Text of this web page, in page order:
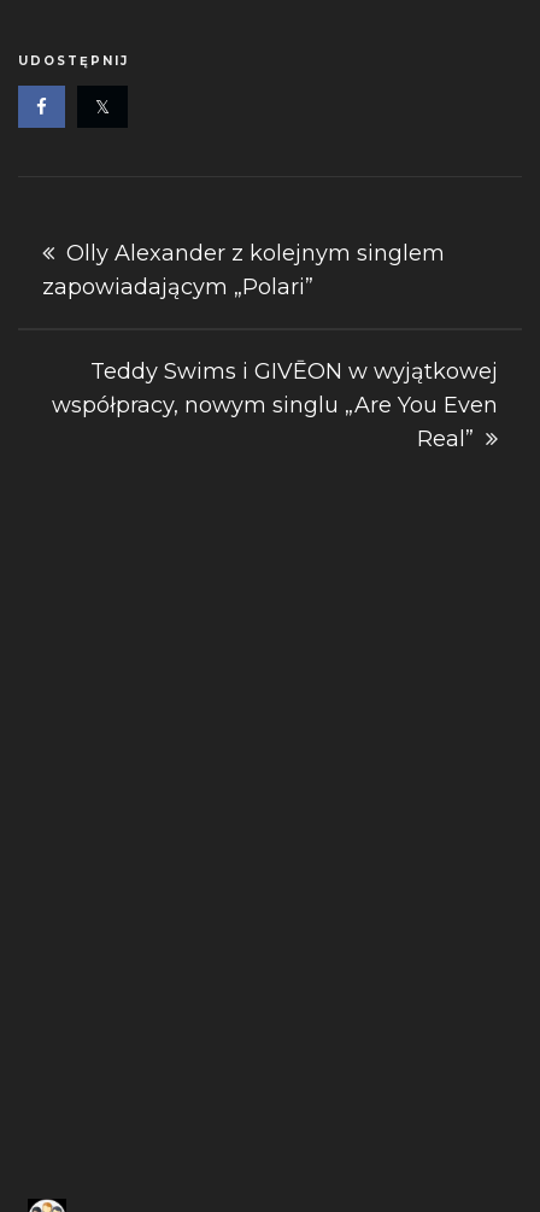
UDOSTĘPNIJ
Nawigacja
wpisu
Olly Alexander z kolejnym singlem
zapowiadającym „Polari”
Teddy Swims i GIVĒON w wyjątkowej
współpracy, nowym singlu „Are You Even
Real”